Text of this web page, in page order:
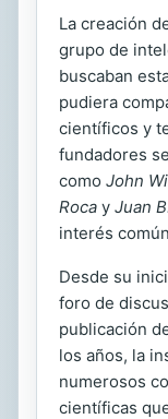
La creación
grupo de
buscaban
pudiera
científicos y
fundadores
como John
Roca y Juan
interés
Desde su
foro de
publicación
los años, la
numerosos
científicas